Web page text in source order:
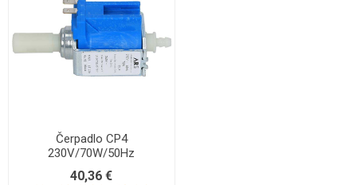
Čerpadlo CP4
230V/70W/50Hz
40,36 €